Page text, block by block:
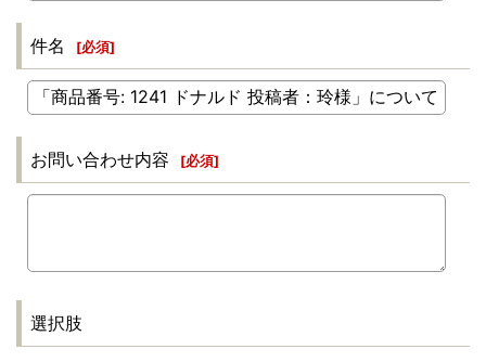
件名 [必須]
お問い合わせ内容 [必須]
選択肢